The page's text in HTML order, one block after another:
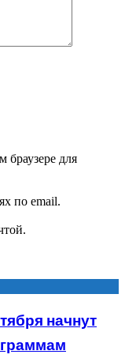
браузере для
по email.
начнут